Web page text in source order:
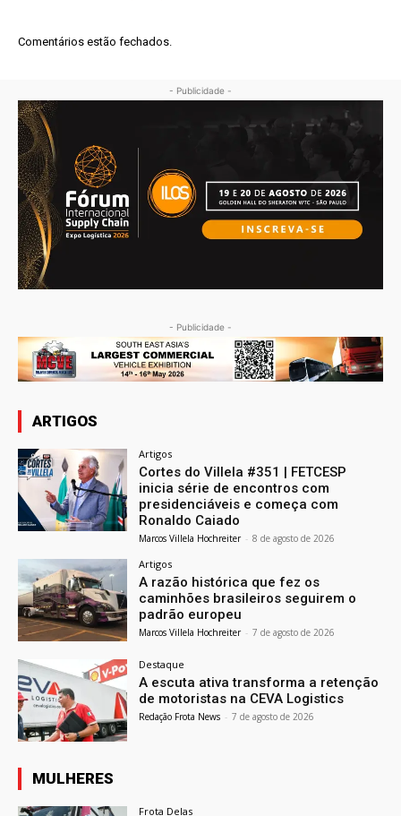
Comentários estão fechados.
- Publicidade -
- Publicidade -
ARTIGOS
Artigos
Cortes do Villela #351 | FETCESP
inicia série de encontros com
presidenciáveis e começa com
Ronaldo Caiado
Marcos Villela Hochreiter - 8 de agosto de 2026
Artigos
A razão histórica que fez os
caminhões brasileiros seguirem o
padrão europeu
Marcos Villela Hochreiter - 7 de agosto de 2026
Destaque
A escuta ativa transforma a retenção
de motoristas na CEVA Logistics
Redação Frota News - 7 de agosto de 2026
MULHERES
Frota Delas